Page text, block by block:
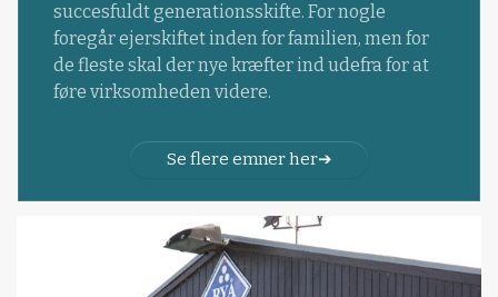
succesfuldt generationsskifte. For nogle
foregår ejerskiftet inden for familien, men for
de fleste skal der nye kræfter ind udefra for at
føre virksomheden videre.
Se flere emner her